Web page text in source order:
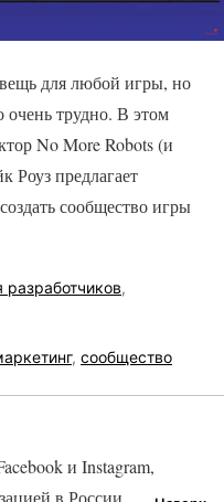
для любой игры, но
очень трудно. В этом
No More Robots (и
Роуз предлагает
сообщество игры
,
, сообщество
и Instagram,
в России.